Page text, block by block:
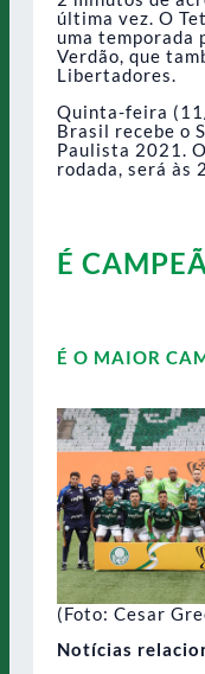
última vez. O
uma
Verdão, que
Libertadores.
Quinta-feira
Brasil recebe o
Paulista 2021.
rodada, será às
É
É O MAIOR
(Foto: Cesar
Notícias